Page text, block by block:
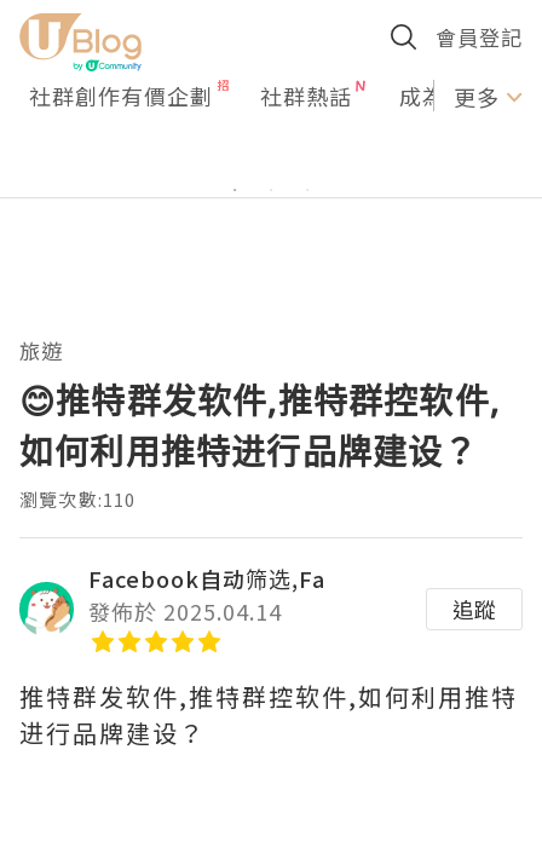
會員登記
社群創作有價企劃 社群熱話 成為U更多
旅遊
😊推特群发软件,推特群控软件,
如何利用推特进行品牌建设？
瀏覽次數:110
Facebook自动筛选,Fa
發佈於 2025.04.14
追蹤
推特群发软件,推特群控软件,如何利用推特
进行品牌建设？